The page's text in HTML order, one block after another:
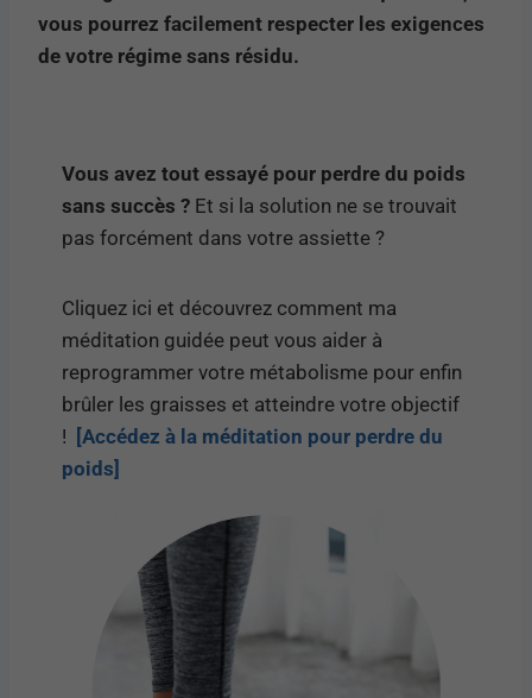
vous pourrez facilement respecter les exigences
de votre régime sans résidu.
Vous avez tout essayé pour perdre du poids
sans succès ? Et si la solution ne se trouvait
pas forcément dans votre assiette ?
Cliquez ici et découvrez comment ma
méditation guidée peut vous aider à
reprogrammer votre métabolisme pour enfin
brûler les graisses et atteindre votre objectif
! [Accédez à la méditation pour perdre du
poids]